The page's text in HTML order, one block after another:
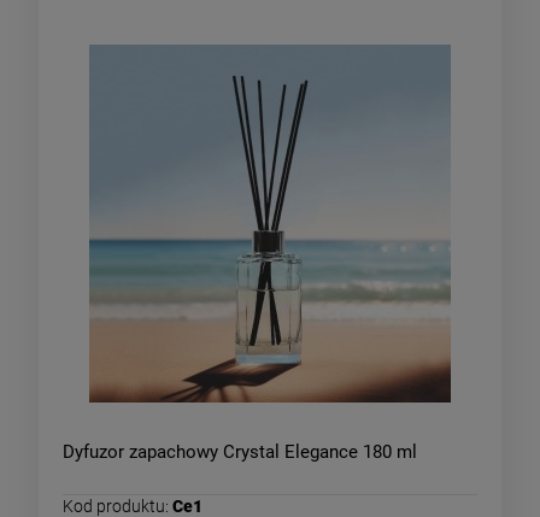
Dyfuzor zapachowy Crystal Elegance 180 ml
Kod produktu: Ce1